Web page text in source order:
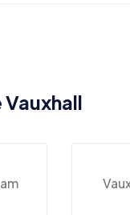
Vauxhall